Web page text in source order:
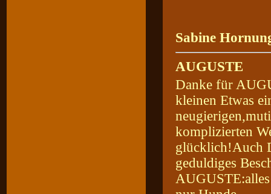
Sabine
AUGUSTE
Danke für
kleinen Etwas
komplizierten
glücklich!Auch
geduldiges